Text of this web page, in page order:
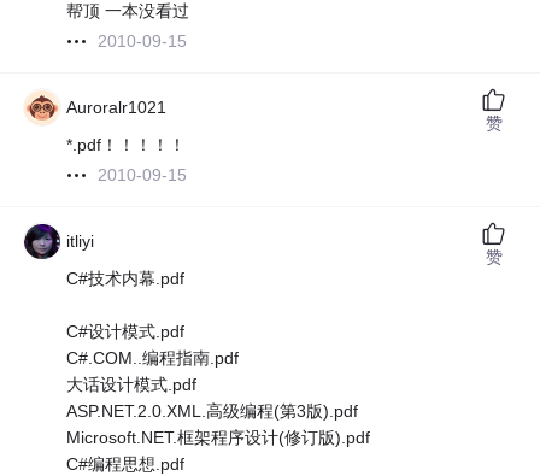
帮顶 一本没看过
2010-09-15
Auroralr1021
*.pdf！！！！！
2010-09-15
赞
itliyi
C#技术内幕.pdf
C#设计模式.pdf
C#.COM..编程指南.pdf
大话设计模式.pdf
ASP.NET.2.0.XML.高级编程(第3版).pdf
Microsoft.NET.框架程序设计(修订版).pdf
C#编程思想.pdf
赞